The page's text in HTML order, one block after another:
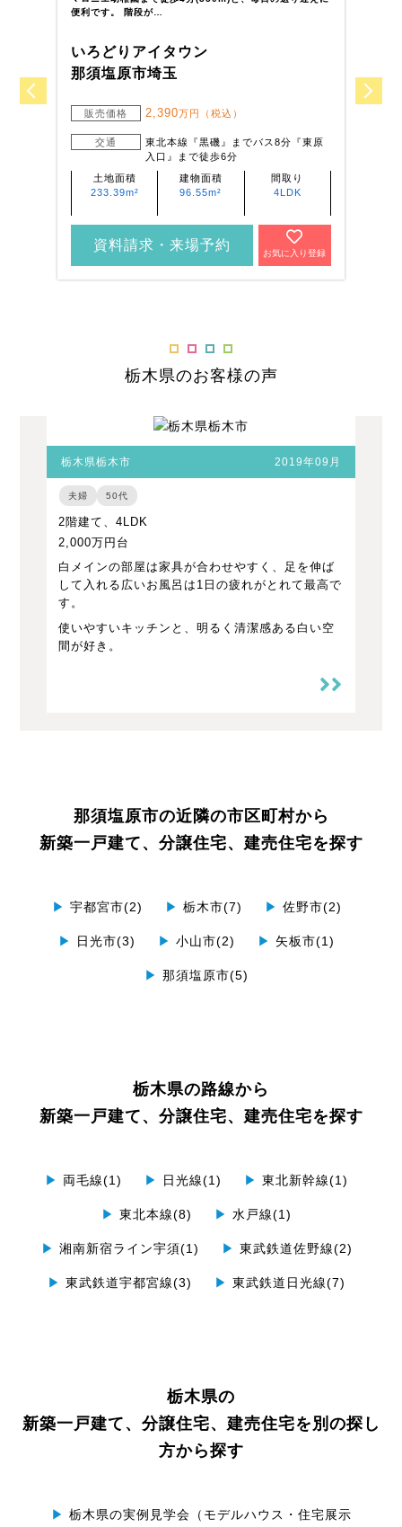
便利です。 階段が…
いろどりアイタウン
那須塩原市埼玉
販売価格 2,390万円（税込）
交通
東北本線『黒磯』までバス8分『東原
入口』まで徒歩6分
土地面積
233.39m²
建物面積
96.55m²
間取り
4LDK
資料請求・来場予約
お気に入り登録
栃木県のお客様の声
栃木県栃木市 2019年09月
夫婦 50代
2階建て、4LDK
2,000万円台
白メインの部屋は家具が合わせやすく、足を伸ば
して入れる広いお風呂は1日の疲れがとれて最高で
す。
使いやすいキッチンと、明るく清潔感ある白い空
間が好き。
那須塩原市の近隣の市区町村から
新築一戸建て、分譲住宅、建売住宅を探す
▶ 宇都宮市(2) ▶ 栃木市(7) ▶ 佐野市(2)
▶ 日光市(3) ▶ 小山市(2) ▶ 矢板市(1)
▶ 那須塩原市(5)
栃木県の路線から
新築一戸建て、分譲住宅、建売住宅を探す
▶ 両毛線(1) ▶ 日光線(1) ▶ 東北新幹線(1)
▶ 東北本線(8) ▶ 水戸線(1)
▶ 湘南新宿ライン宇須(1) ▶ 東武鉄道佐野線(2)
▶ 東武鉄道宇都宮線(3) ▶ 東武鉄道日光線(7)
栃木県の
新築一戸建て、分譲住宅、建売住宅を別の探し
方から探す
▶ 栃木県の実例見学会（モデルハウス・住宅展示